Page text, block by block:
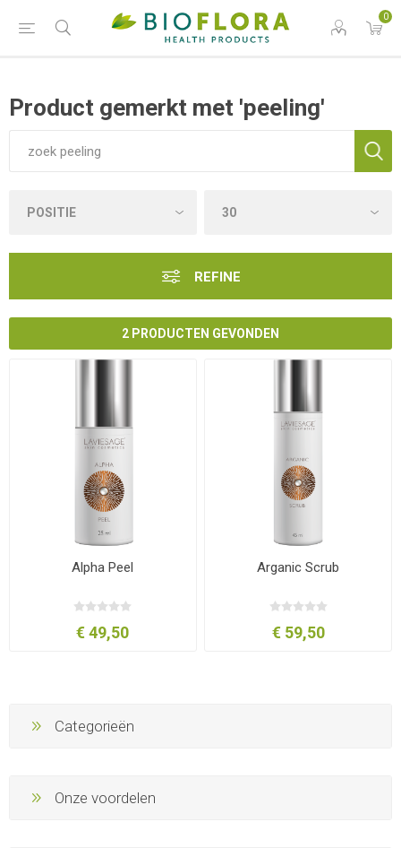
0
Product gemerkt met 'peeling'
REFINE
2 PRODUCTEN GEVONDEN
Alpha Peel
€ 49,50
Arganic Scrub
€ 59,50
Categorieën
Onze voordelen